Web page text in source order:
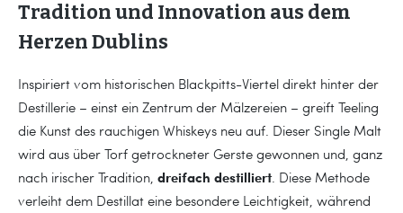
Tradition und Innovation aus dem
Herzen Dublins
Inspiriert vom historischen Blackpitts-Viertel direkt hinter der
Destillerie – einst ein Zentrum der Mälzereien – greift Teeling
die Kunst des rauchigen Whiskeys neu auf. Dieser Single Malt
wird aus über Torf getrockneter Gerste gewonnen und, ganz
nach irischer Tradition, dreifach destilliert. Diese Methode
verleiht dem Destillat eine besondere Leichtigkeit, während